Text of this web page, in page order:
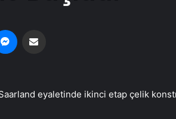
eyaletinde ikinci etap çelik